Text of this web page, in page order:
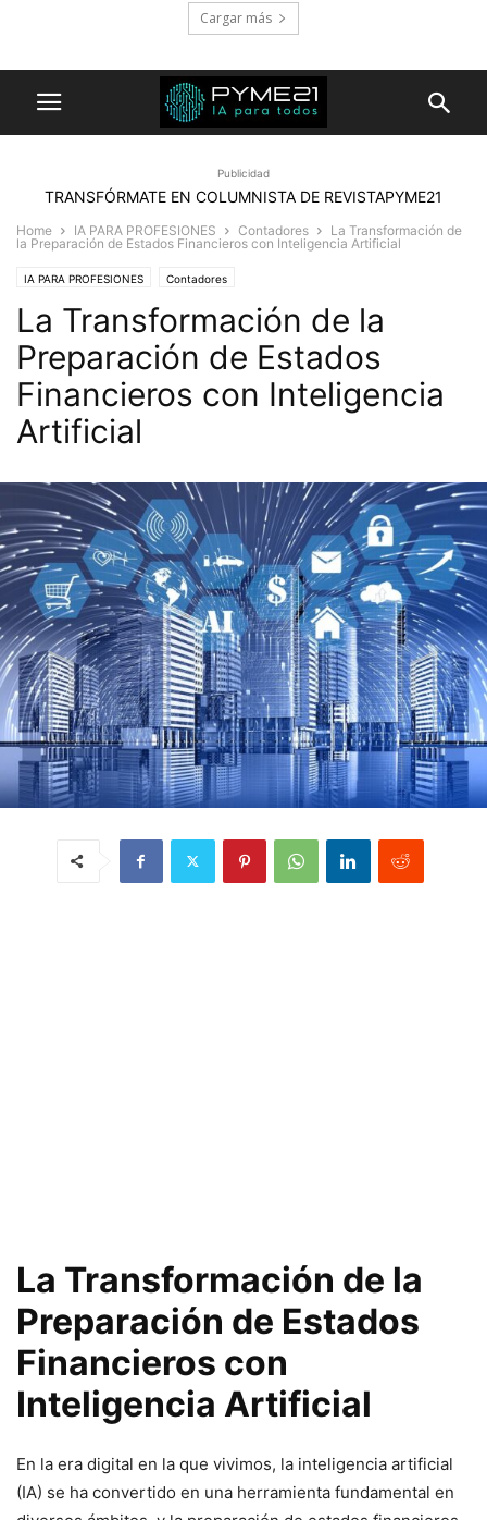
Cargar más